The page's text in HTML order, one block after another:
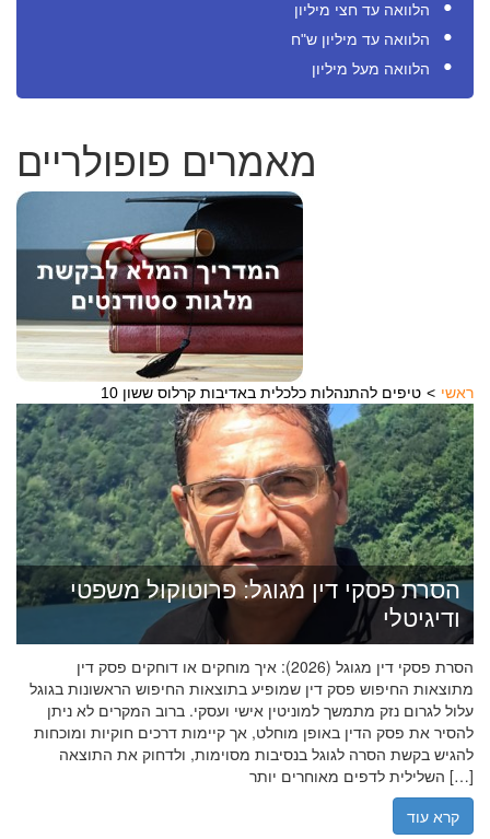
הלוואה עד חצי מיליון
הלוואה עד מיליון ש"ח
הלוואה מעל מיליון
מאמרים פופולריים
ראשי 10 טיפים להתנהלות כלכלית באדיבות קרלוס ששון
הסרת פסקי דין מגוגל: פרוטוקול משפטי
ודיגיטלי
הסרת פסקי דין מגוגל (2026): איך מוחקים או דוחקים פסק דין
מתוצאות החיפוש פסק דין שמופיע בתוצאות החיפוש הראשונות בגוגל
עלול לגרום נזק מתמשך למוניטין אישי ועסקי. ברוב המקרים לא ניתן
להסיר את פסק הדין באופן מוחלט, אך קיימות דרכים חוקיות ומוכחות
להגיש בקשת הסרה לגוגל בנסיבות מסוימות, ולדחוק את התוצאה
השלילית לדפים מאוחרים יותר […]
קרא עוד